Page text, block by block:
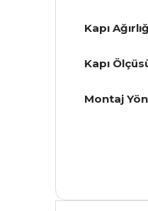
Kapı
Kapı
Montaj